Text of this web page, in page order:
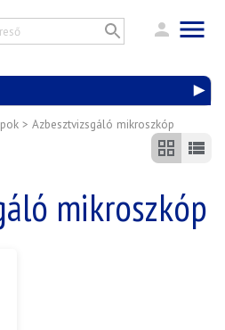
> Azbesztvizsgáló mikroszkóp
mikroszkóp